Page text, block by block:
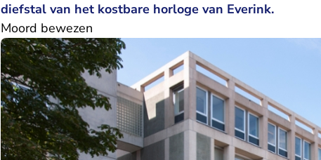
diefstal van het kostbare horloge van Everink.
Moord bewezen